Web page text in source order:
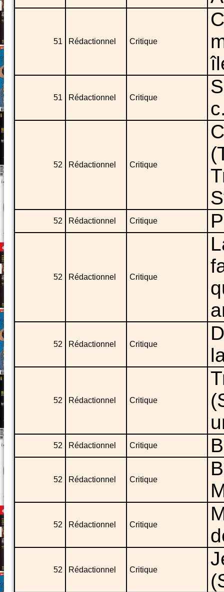
51 Rédactionnel Critique
51 Rédactionnel Critique
52 Rédactionnel Critique
52 Rédactionnel Critique
52 Rédactionnel Critique
52 Rédactionnel Critique
52 Rédactionnel Critique
52 Rédactionnel Critique
52 Rédactionnel Critique
52 Rédactionnel Critique
52 Rédactionnel Critique